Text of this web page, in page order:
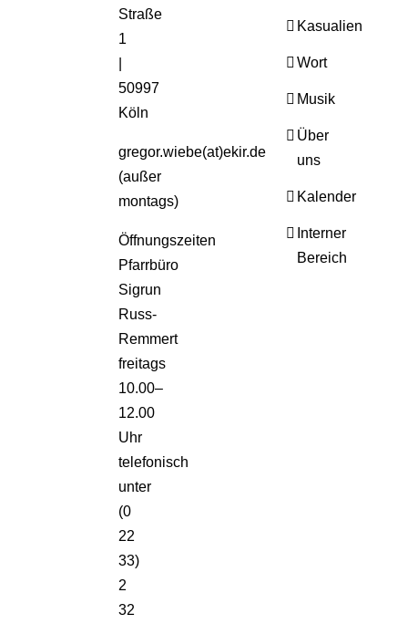
Straße
1
50997
Köln
gregor.wiebe(at)ekir.de
(außer
montags)
Öffnungszeiten
Pfarrbüro
Sigrun
Russ-
Remmert
freitags
10.00–
12.00
Uhr
telefonisch
unter
(0
22
33)
2
32
Kasualien
Wort
Musik
Über
uns
Kalender
Interner
Bereich